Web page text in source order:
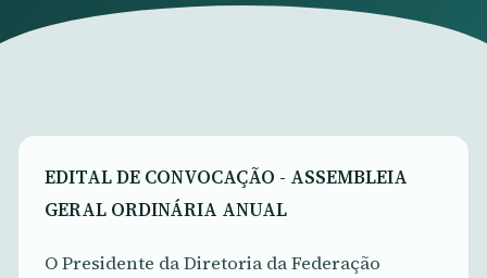
EDITAL DE CONVOCAÇÃO - ASSEMBLEIA
GERAL ORDINÁRIA ANUAL
O Presidente da Diretoria da Federação